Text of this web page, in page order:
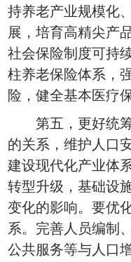
持养老产业规模化
展，培育高精尖产
社会保险制度可持
柱养老保险体系，
险，健全基本医疗
第五，更好统
的关系，维护人口
建设现代化产业体
转型升级，基础设
变化的影响。要优
系。完善人员编制
公共服务等与人口